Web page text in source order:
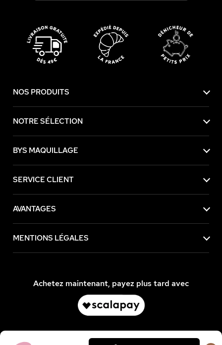
NOS PRODUITS
NOTRE SÉLECTION
BYS MAQUILLAGE
SERVICE CLIENT
AVANTAGES
MENTIONS LÉGALES
Achetez maintenant, payez plus tard avec